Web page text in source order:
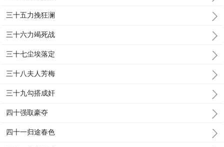
三十五力挽狂澜
三十六力竭死战
三十七尘埃落定
三十八夫人芳梅
三十九勾搭成奸
四十强取豪夺
四十一归途春色